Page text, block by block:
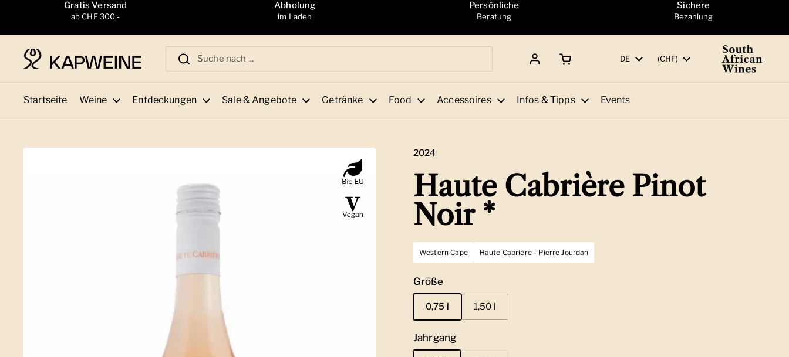
Zum Inhalt springenGratis Versand
ab CHF 300,-
Abholung
im Laden
Persönliche
Beratung
Sichere
Bezahlung
Sprache
DE Land/Region
(CHF)
Startseite Weine Entdeckungen Sale & Angebote Getränke Food Accessoires Infos & Tipps Events
2024
Haute Cabrière Pinot
Noir *
Western Cape Haute Cabrière - Pierre Jourdan
Größe
0,75 l 1,50 l
Jahrgang